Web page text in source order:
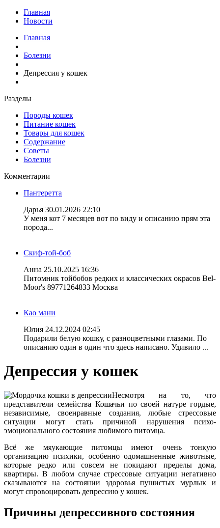
Главная
Новости
Главная
Болезни
Депрессия у кошек
Разделы
Породы кошек
Питание кошек
Товары для кошек
Содержание
Советы
Болезни
Комментарии
Пантеретта
Дарья 30.01.2026 22:10
У меня кот 7 месяцев вот по виду и описанию прям эта
порода...
Скиф-той-боб
Анна 25.10.2025 16:36
Питомник тойбобов редких и классических окрасов Bel-
Moor's 89771264833 Москва
Као мани
Юлия 24.12.2024 02:45
Подарили белую кошку, с разноцветными глазами. По
описанию один в один что здесь написано. Удивило ...
Депрессия у кошек
Несмотря на то, что
представители семейства Кошачьи по своей натуре гордые,
независимые, своенравные создания, любые стрессовые
ситуации могут стать причиной нарушения психо-
эмоционального состояния любимого питомца.
Всё же мяукающие питомцы имеют очень тонкую
организацию психики, особенно одомашненные животные,
которые редко или совсем не покидают пределы дома,
квартиры. В любом случае стрессовые ситуации негативно
сказываются на состоянии здоровья пушистых мурлык и
могут спровоцировать депрессию у кошек.
Причины депрессивного состояния